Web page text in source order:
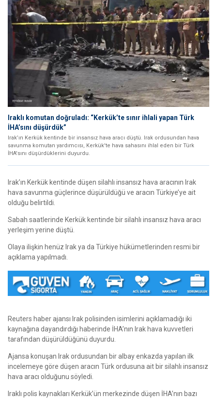
Iraklı komutan doğruladı: “Kerkük’te sınır ihlali yapan Türk
İHA’sını düşürdük”
Irak’ın Kerkük kentinde bir insansız hava aracı düştü. Irak ordusundan hava
savunma komutan yardımcısı, Kerkük'te hava sahasını ihlal eden bir Türk
İHA'sını düşürdüklerini duyurdu.
Irak’ın Kerkük kentinde düşen silahlı insansız hava aracının Irak
hava savunma güçlerince düşürüldüğü ve aracın Türkiye’ye ait
olduğu belirtildi.
Sabah saatlerinde Kerkük kentinde bir silahlı insansız hava aracı
yerleşim yerine düştü.
Olaya ilişkin henüz Irak ya da Türkiye hükümetlerinden resmi bir
açıklama yapılmadı.
Reuters haber ajansı Irak polisinden isimlerini açıklamadığı iki
kaynağına dayandırdığı haberinde İHA’nın Irak hava kuvvetleri
tarafından düşürüldüğünü duyurdu.
Ajansa konuşan Irak ordusundan bir albay enkazda yapılan ilk
incelemeye göre düşen aracın Türk ordusuna ait bir silahlı insansız
hava aracı olduğunu söyledi.
Iraklı polis kaynakları Kerkük’ün merkezinde düşen İHA’nın bazı